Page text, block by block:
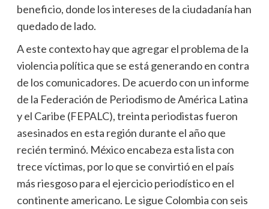
beneficio, donde los intereses de la ciudadanía han
quedado de lado.
A este contexto hay que agregar el problema de la
violencia política que se está generando en contra
de los comunicadores. De acuerdo con un informe
de la Federación de Periodismo de América Latina
y el Caribe (FEPALC), treinta periodistas fueron
asesinados en esta región durante el año que
recién terminó. México encabeza esta lista con
trece víctimas, por lo que se convirtió en el país
más riesgoso para el ejercicio periodístico en el
continente americano. Le sigue Colombia con seis